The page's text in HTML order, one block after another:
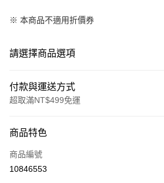
※ 本商品不適用折價券
請選擇商品選項
付款與運送方式
超取滿NT$499免運
信用卡一次付款
超商取貨付款
商品特色
商品編號
10846553